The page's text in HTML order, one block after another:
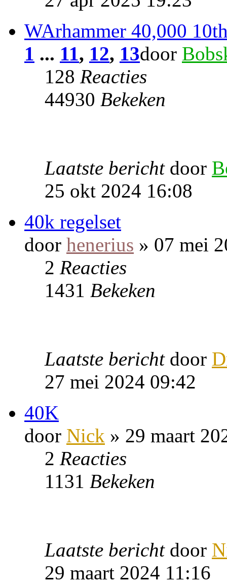
WArhammer 40,000
1 ... 11, 12, 13door
128 Reacties
44930 Bekeken
Laatste bericht door
25 okt 2024 16:08
40k regelset
door henerius » 07 mei
2 Reacties
1431 Bekeken
Laatste bericht door
27 mei 2024 09:42
40K
door Nick » 29 maart
2 Reacties
1131 Bekeken
Laatste bericht door
29 maart 2024 11:16